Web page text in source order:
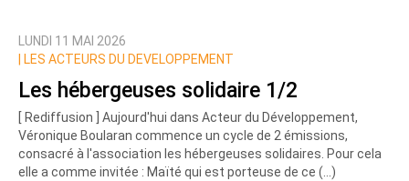
LUNDI 11 MAI 2026
LES ACTEURS DU DEVELOPPEMENT
Les hébergeuses solidaire 1/2
[ Rediffusion ] Aujourd'hui dans Acteur du Développement,
Véronique Boularan commence un cycle de 2 émissions,
consacré à l'association les hébergeuses solidaires. Pour cela
elle a comme invitée : Maïté qui est porteuse de ce (…)